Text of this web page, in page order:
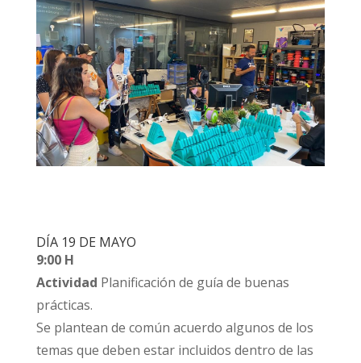
DÍA 19 DE MAYO
9:00 H
Actividad Planificación de guía de buenas
prácticas.
Se plantean de común acuerdo algunos de los
temas que deben estar incluidos dentro de las